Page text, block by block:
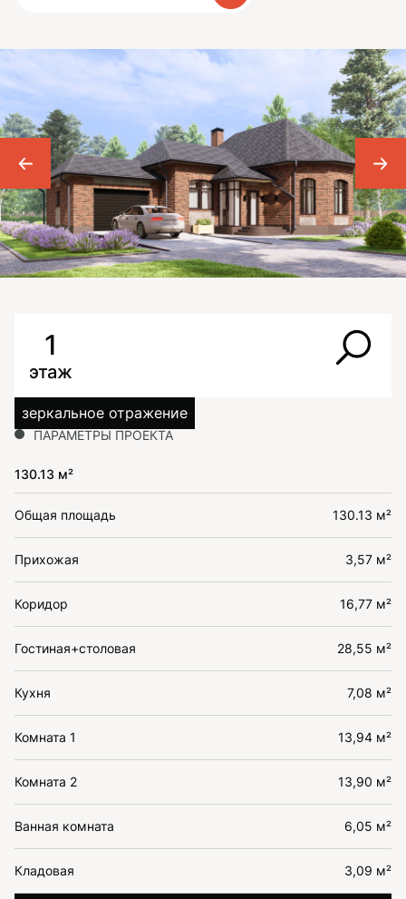
1
этаж
зеркальное отражение
ПАРАМЕТРЫ ПРОЕКТА
130.13 м²
Общая площадь 130.13 м²
Прихожая 3,57 м²
Коридор 16,77 м²
Гостиная+столовая 28,55 м²
Кухня 7,08 м²
Комната 1 13,94 м²
Комната 2 13,90 м²
Ванная комната 6,05 м²
Кладовая 3,09 м²